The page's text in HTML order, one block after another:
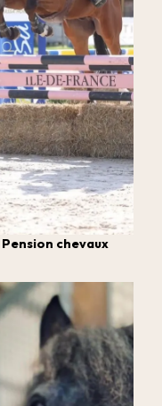
Pension chevaux